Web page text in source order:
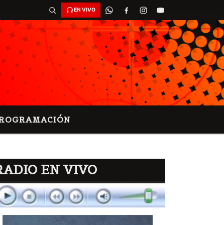
EN VIVO
EN VIVO